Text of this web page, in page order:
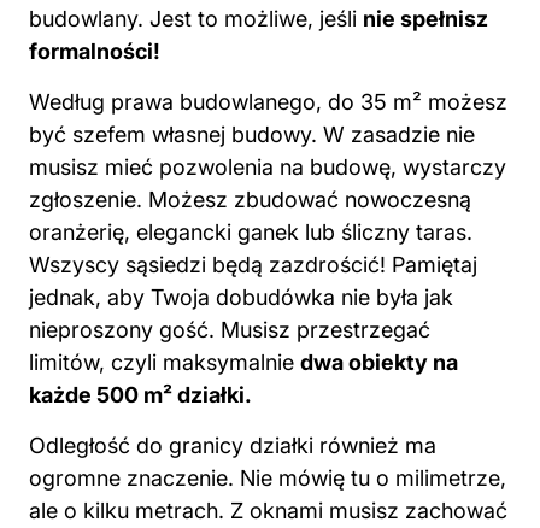
budowlany. Jest to możliwe, jeśli nie spełnisz
formalności!
Według prawa budowlanego, do 35 m² możesz
być szefem własnej budowy. W zasadzie nie
musisz mieć pozwolenia na budowę, wystarczy
zgłoszenie. Możesz zbudować nowoczesną
oranżerię, elegancki ganek lub śliczny taras.
Wszyscy sąsiedzi będą zazdrościć! Pamiętaj
jednak, aby Twoja dobudówka nie była jak
nieproszony gość. Musisz przestrzegać
limitów, czyli maksymalnie dwa obiekty na
każde 500 m² działki.
Odległość do granicy działki również ma
ogromne znaczenie. Nie mówię tu o milimetrze,
ale o kilku metrach. Z oknami musisz zachować